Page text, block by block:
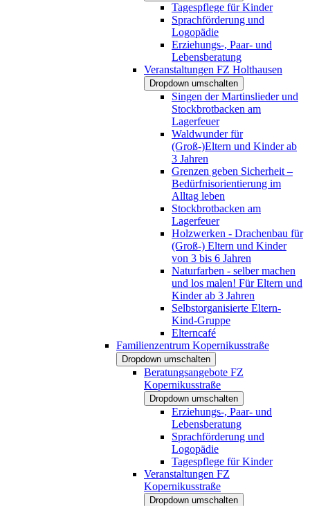
Tagespflege für Kinder
Sprachförderung und
Logopädie
Erziehungs-, Paar- und
Lebensberatung
Veranstaltungen FZ Holthausen
Dropdown umschalten
Singen der Martinslieder und
Stockbrotbacken am
Lagerfeuer
Waldwunder für
(Groß-)Eltern und Kinder ab
3 Jahren
Grenzen geben Sicherheit –
Bedürfnisorientierung im
Alltag leben
Stockbrotbacken am
Lagerfeuer
Holzwerken - Drachenbau für
(Groß-) Eltern und Kinder
von 3 bis 6 Jahren
Naturfarben - selber machen
und los malen! Für Eltern und
Kinder ab 3 Jahren
Selbstorganisierte Eltern-
Kind-Gruppe
Elterncafé
Familienzentrum Kopernikusstraße
Dropdown umschalten
Beratungsangebote FZ
Kopernikusstraße
Dropdown umschalten
Erziehungs-, Paar- und
Lebensberatung
Sprachförderung und
Logopädie
Tagespflege für Kinder
Veranstaltungen FZ
Kopernikusstraße
Dropdown umschalten